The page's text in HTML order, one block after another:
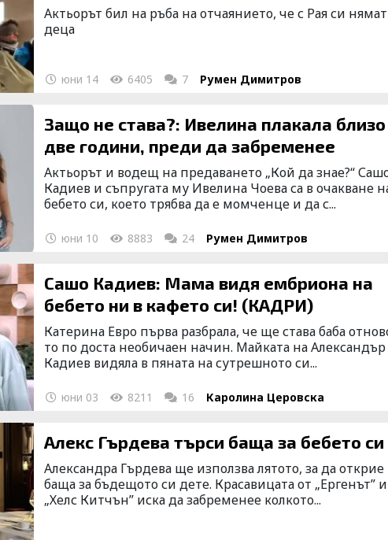
Актьорът бил на ръба на отчаянието, че с Рая си нямат
деца
юни 14 6405 7 Румен Димитров
Защо не става?: Ивелина плакала близо
две години, преди да забременее
Актьорът и водещ на предаването „Кой да знае?“
Кадиев и съпругата му Ивелина Чоева са в очакване
бебето си, което трябва да е момченце и да с...
юни 10 8883 24 Румен Димитров
Сашо Кадиев: Мама видя ембриона на
бебето ни в кафето си! (КАДРИ)
Катерина Евро първа разбрала, че ще става баба
то по доста необичаен начин. Майката на Александър
Кадиев видяла в пяната на сутрешното си...
юни 03 8211 16 Каролина Церовска
Алекс Гърдева търси баща за бебето си
Александра Гърдева ще използва лятото, за да открие
баща за бъдещото си дете. Красавицата от „Ергенът” и
„Хелс Китчън” иска да забременее колкото...